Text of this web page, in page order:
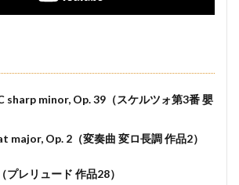
sharp minor, Op. 39（スケルツォ第3番 嬰
Op. 2（変奏曲 変ロ長調 作品2）
レリュード 作品28）